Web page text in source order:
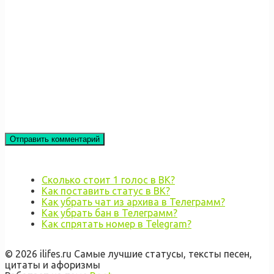
Сколько стоит 1 голос в ВК?
Как поставить статус в ВК?
Как убрать чат из архива в Телеграмм?
Как убрать бан в Телеграмм?
Как спрятать номер в Telegram?
© 2026 ilifes.ru Самые лучшие статусы, тексты песен,
цитаты и афоризмы